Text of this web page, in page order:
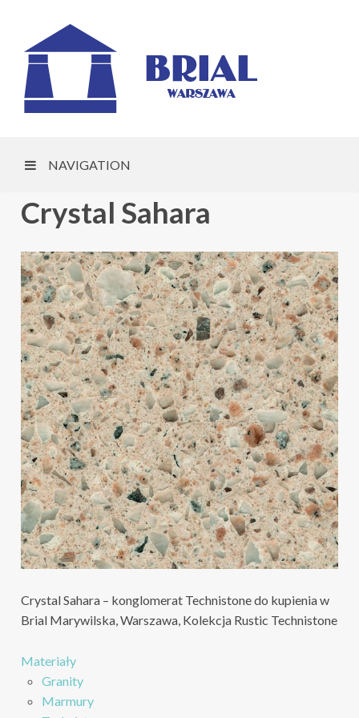
NAVIGATION
Crystal Sahara
Crystal Sahara – konglomerat Technistone do kupienia w
Brial Marywilska, Warszawa, Kolekcja Rustic Technistone
Materiały
Granity
Marmury